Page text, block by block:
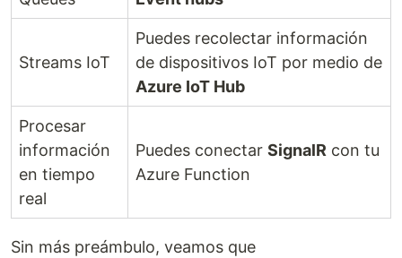
Streams IoT
Puedes recolectar información
de dispositivos IoT por medio de
Azure IoT Hub
Procesar
información
en tiempo
real
Puedes conectar SignalR con tu
Azure Function
Sin más preámbulo, veamos que